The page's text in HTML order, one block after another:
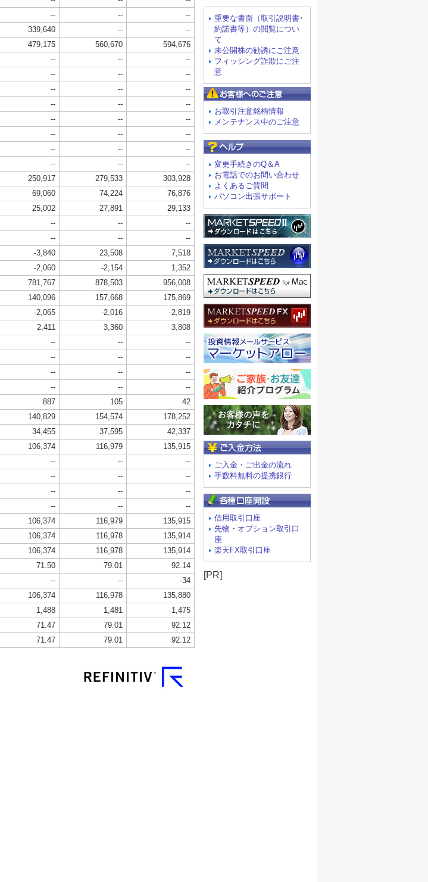
重要な書面（取引説明書･
約諾書等）の閲覧につい
て
未公開株の勧誘にご注意
フィッシング詐欺にご注
意
お取引注意銘柄情報
メンテナンス中のご注意
変更手続きのQ＆A
お電話でのお問い合わせ
よくあるご質問
パソコン出張サポート
ご入金・ご出金の流れ
手数料無料の提携銀行
信用取引口座
先物・オプション取引口
座
楽天FX取引口座
[PR]